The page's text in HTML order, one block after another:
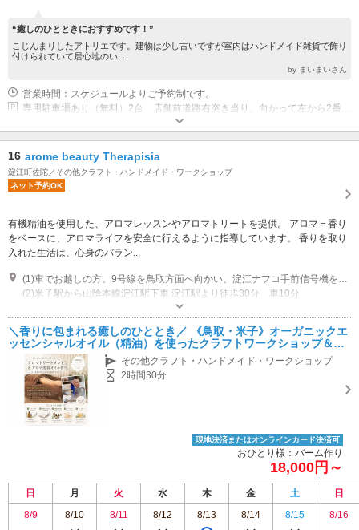
“癒しのひとときにおすすめです！”
こじんまりしたアトリエです。建物は少し古いですが室内はハンドメイド雑貨で飾り
付けられていて居心地のい...
by まいまいさん
営業時間：スケジュールよりご予約制です。
16 arome beauty Therapisia
淀江町佐陀／その他クラフト・ハンドメイド・ワークショップ
ネット予約OK
有機精油を使用した、アロマレッスンやアロマトリートを提供。 アロマ＝香り
をベースに、アロマライフを安全に行えるように指導しています。 香りを取り
入れた生活は、心身のバラン...
(2)米子駅から山陰本線淀江駅下車 淀江駅より徒歩30分 車10分
営業時間：月～土 ９時半～19時 （最終受付17時半） 休業日：日曜日
＼香りに包まれる癒しのひととき／ 《鳥取・米子》オーガニックエ
ッセンシャルオイル（精油）を使ったクラフトワークショップ＆ア
ロマトリートメント＊゜ 女性・おひとり様歓迎♪ 自然の香りに触れ
ながら、心と
その他クラフト・ハンドメイド・ワークショップ
2時間30分
現地決済またはオンラインカード決済可
おひとり様：バーム作り
18,000円～
日 月 火 水 木 金 土
日
8/9
8/10 8/11 8/12 8/13 8/14 8/15 8/16